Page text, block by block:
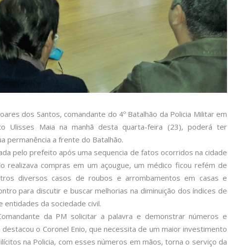
dos Santos, comandante do 4º Batalhão da Policia Militar em
Ulisses Maia na manhã desta quarta-feira (23), poderá ter
permanência a frente do Batalhão.
pelo prefeito após uma sequencia de fatos ocorridos na cidade
realizava compras em um açougue, um médico ficou refém de
diversos casos de roubos e arrombamentos em casas e
para discutir e buscar melhorias na diminuição dos índices de
entidades da sociedade civil.
da PM solicitar a palavra e demonstrar números e
o Coronel Enio, que necessita de um maior investimento
na Policia, com esses números em mãos, torna o serviço da